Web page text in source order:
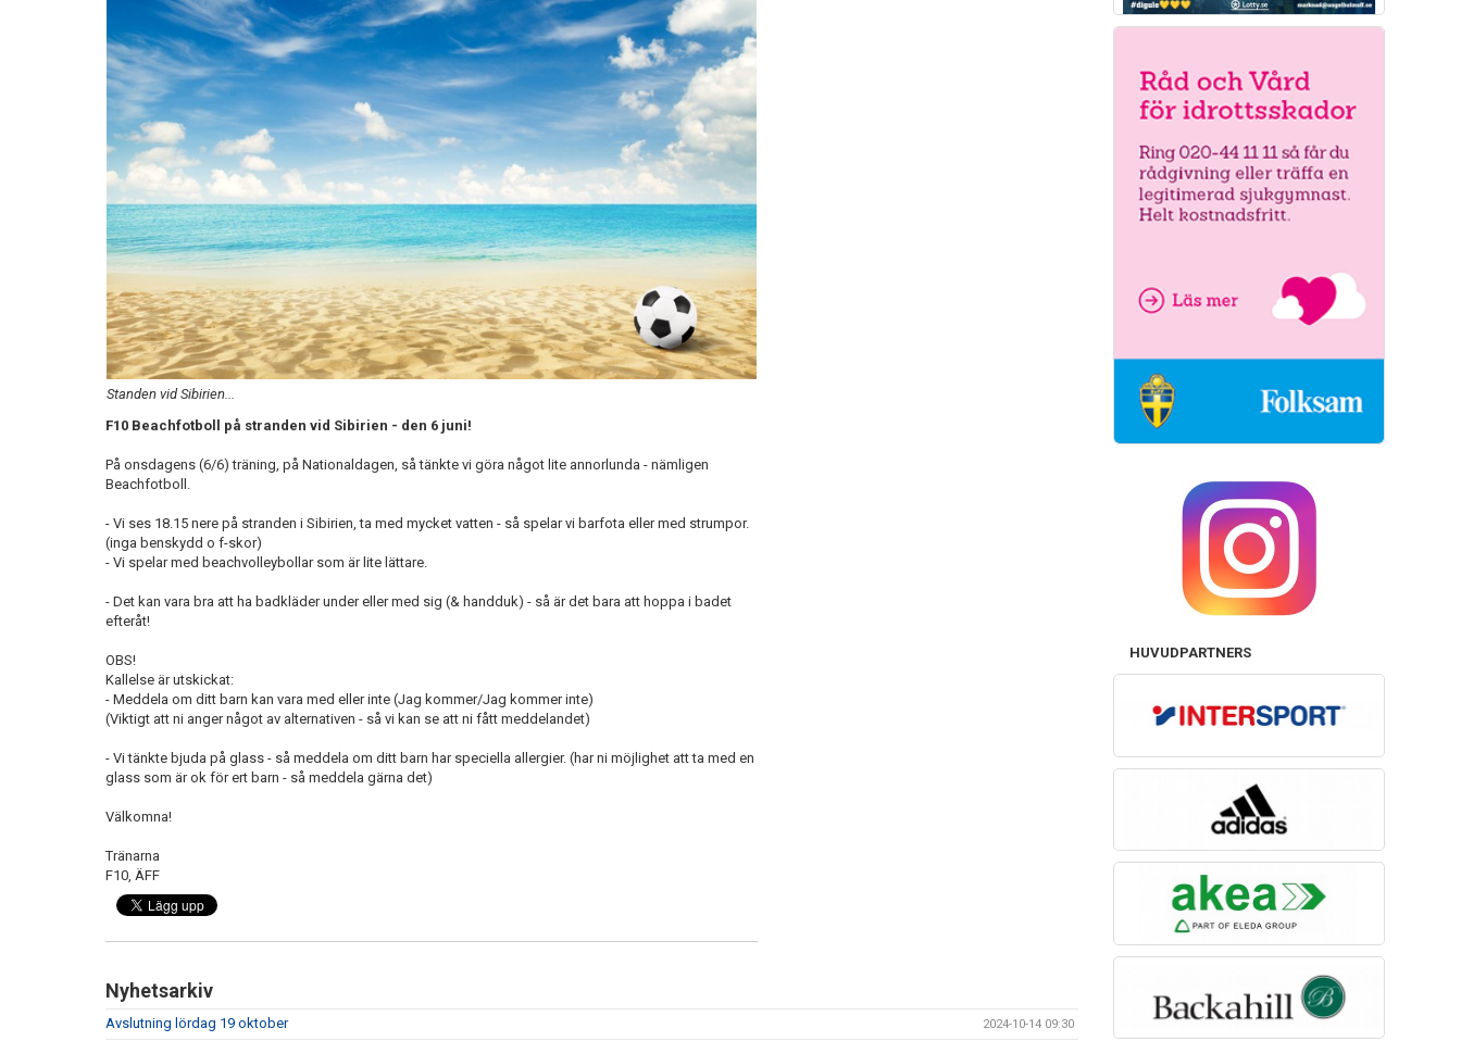
Standen vid Sibirien...
F10 Beachfotboll på stranden vid Sibirien - den 6 juni!
På onsdagens (6/6) träning, på Nationaldagen, så tänkte vi göra något lite annorlunda - nämligen
Beachfotboll.
- Vi ses 18.15 nere på stranden i Sibirien, ta med mycket vatten - så spelar vi barfota eller med strumpor.
(inga benskydd o f-skor)
- Vi spelar med beachvolleybollar som är lite lättare.
- Det kan vara bra att ha badkläder under eller med sig (& handduk) - så är det bara att hoppa i badet
efteråt!
OBS!
Kallelse är utskickat:
- Meddela om ditt barn kan vara med eller inte (Jag kommer/Jag kommer inte)
(Viktigt att ni anger något av alternativen - så vi kan se att ni fått meddelandet)
- Vi tänkte bjuda på glass - så meddela om ditt barn har speciella allergier. (har ni möjlighet att ta med en
glass som är ok för ert barn - så meddela gärna det)
Välkomna!
Tränarna
F10, ÄFF
Nyhetsarkiv
Avslutning lördag 19 oktober 2024-10-14 09:30
HUVUDPARTNERS